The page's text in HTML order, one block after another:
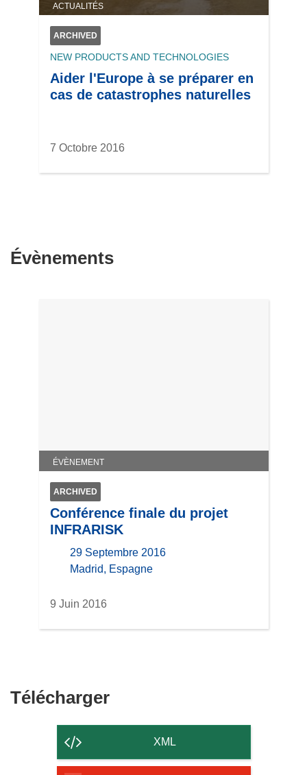
ACTUALITÉS
ARCHIVED
NEW PRODUCTS AND TECHNOLOGIES
Aider l'Europe à se préparer en
cas de catastrophes naturelles
7 Octobre 2016
Évènements
ÉVÈNEMENT
ARCHIVED
Conférence finale du projet
INFRARISK
29 Septembre 2016
locationMadrid, Espagne
9 Juin 2016
TéléchargerTélécharger
contenu
de
XML